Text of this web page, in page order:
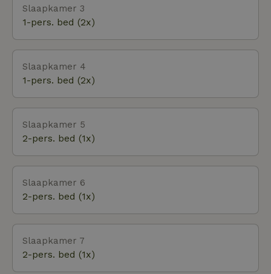
Slaapkamer 3
1-pers. bed (2x)
Slaapkamer 4
1-pers. bed (2x)
Slaapkamer 5
2-pers. bed (1x)
Slaapkamer 6
2-pers. bed (1x)
Slaapkamer 7
2-pers. bed (1x)